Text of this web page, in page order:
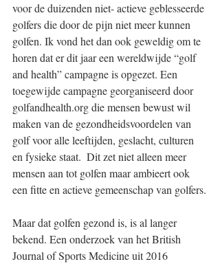
voor de duizenden niet- actieve geblesseerde
golfers die door de pijn niet meer kunnen
golfen. Ik vond het dan ook geweldig om te
horen dat er dit jaar een wereldwijde “golf
and health” campagne is opgezet. Een
toegewijde campagne georganiseerd door
golfandhealth.org die mensen bewust wil
maken van de gezondheidsvoordelen van
golf voor alle leeftijden, geslacht, culturen
en fysieke staat.  Dit zet niet alleen meer
mensen aan tot golfen maar ambieert ook
een fitte en actieve gemeenschap van golfers.
Maar dat golfen gezond is, is al langer
bekend. Een onderzoek van het British
Journal of Sports Medicine uit 2016